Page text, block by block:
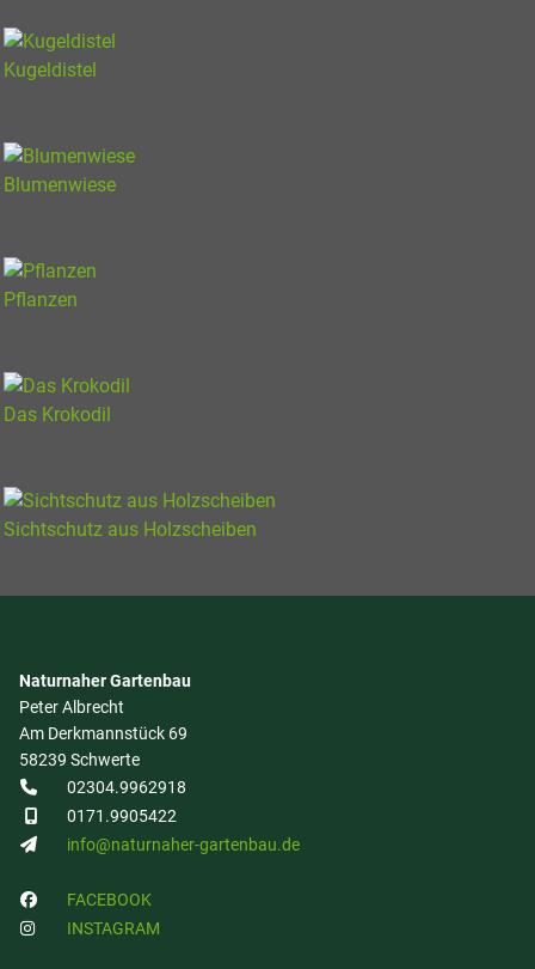
Kugeldistel
Blumenwiese
Pflanzen
Das Krokodil
Sichtschutz aus Holzscheiben
Naturnaher Gartenbau
Peter Albrecht
Am Derkmannstück 69
58239 Schwerte
02304.9962918
0171.9905422
info@naturnaher-gartenbau.de
FACEBOOK
INSTAGRAM